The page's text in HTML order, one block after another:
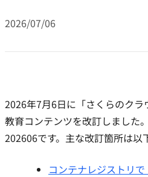
2026/07/06
2026年7月6日に「さくらのク
教育コンテンツを改訂しました
202606です。主な改訂箇所は以
コンテナレジストリ